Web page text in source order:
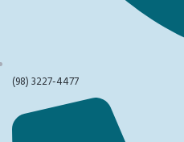
(98) 3227-4477